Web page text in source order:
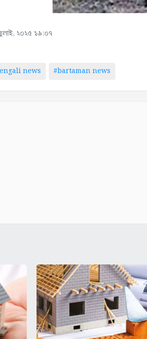
২০২৫ ১৯:০৭
news #bartaman news